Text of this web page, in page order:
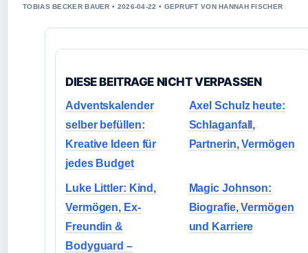
TOBIAS BECKER BAUER • 2026-04-22 • GEPRUFT VON HANNAH FISCHER
DIESE BEITRAGE NICHT VERPASSEN
Adventskalender
selber befüllen:
Kreative Ideen für
jedes Budget
Axel Schulz heute:
Schlaganfall,
Partnerin, Vermögen
Luke Littler: Kind,
Vermögen, Ex-
Freundin &
Bodyguard –
Magic Johnson:
Biografie, Vermögen
und Karriere